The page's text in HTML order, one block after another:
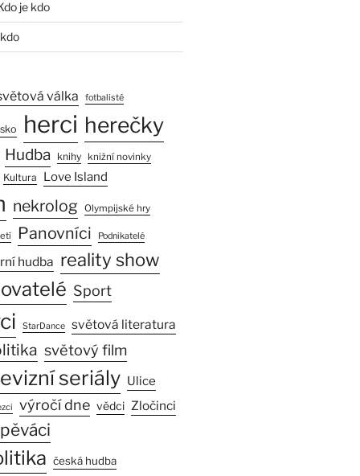
je kdo
válka fotbalisté
herci herečky
Hudba knihy knižní novinky
Kultura Love Island
nekrolog Olympijské hry
Panovníci Podnikatelé
hudba reality show
Sport
StarDance světová literatura
světový film
seriály Ulice
výročí dne vědci Zločinci
česká hudba